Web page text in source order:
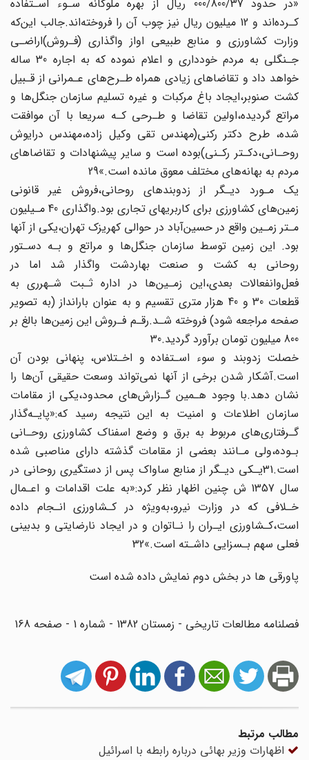
«در حدود 000/800/37 ریال از بهره ملوکانه سـوء اسـتفاده
کـرده‌اند‌ و 12‌ میلیون‌ ریال نیز چوب آن را فروخته‌اند.جالب این‌که
وزارت کشاورزی و منابع طبیعی اواز واگذاری‌ (فـروش‌)اراضـی
جـنگلی به مردم خودداری و اعلام نموده که به اجاره 30 ساله
خواهد‌ داد و تقاضاهای زیادی همراه‌ طـرح‌های‌ عـمرانی از قـبیل
کشت صنوبر،ایجاد باغ مرکبات و غیره‌ تسلیم سازمان جنگل‌ها و
مراتع گردیده،اولین تقاضا و طـرحی کـه سریعا با آن موافقت
شده، طرح دکتر رکنی(مهندس تقی وکیل زاده،مهندس‌ درایوش
روحـانی،دکـتر رکـنی)بوده است و سایر پیشنهادات و تقاضاهای
مردم به بهانه‌های مختلف معوق مانده است.»29
یک مـورد دیـگر از زدوبندهای روحانی،فروش غیر قانونی
زمین‌های کشاورزی برای‌ کاربریهای تجاری‌ بود‌.واگذاری 40 مـیلیون
مـتر زمـین واقع در حسین‌آباد در حوالی کهریزک‌ تهران،یکی از آنها
بود. این زمین توسط سازمان جنگل‌ها و مراتع و بـه دسـتور
روحانی به کشت و صنعت بهاردشت‌ واگذار‌ شد‌ اما در
فعل‌وانفعالات بعدی،این زمـین‌ها در اداره ثـبت شـهرری به
قطعات 30 و 40 هزار متری تقسیم و به عنوان بارانداز (به تصویر
صفحه مراجعه شود) فروخته شـد.رقـم فـروش‌ این‌ زمین‌ها بالغ بر
800 میلیون تومان برآورد گردید.30
خصلت زدوبند و سوء اسـتفاده و اخـتلاس، پنهانی بودن آن
است.آشکار شدن برخی از آنها نمی‌تواند وسعت حقیقی آن‌ها را
نشان‌ دهد‌.با‌ وجود هـمین گـزارش‌های محدود،یکی‌ از‌ مقامات‌
سازمان اطلاعات و امنیت به این نتیجه‌ رسید که:«پایـه‌گذار
گـرفتاری‌های مربوط به برق و وضع اسفناک کشاورزی روحـانی
بـوده،ولی مـانند بعضی‌ از‌ مقامات‌ گذشته دارای مناصبی شده
است.31یـکی دیـگر‌ از‌ منابع ساواک پس از دستگیری‌ روحانی در
سال 1357 ش چنین اظهار نظر کرد:«به علت اقدامات و اعـمال
خـلافی که‌ در‌ وزارت‌‌ نیرو،به‌ویژه در کـشاورزی انـجام داده
است،کـشاورزی ایـران را‌ نـاتوان و در ایجاد نارضایتی و بدبینی
فعلی‌ سهم بـسزایی داشـته است.»32
پاورقی ها در بخش دوم نمایش داده شده است
فصلنامه مطالعات تاریخی - زمستان 1382 - شماره 1 - صفحه 168
مطالب مرتبط
اظهارات وزیر بهائی درباره رابطه با اسرائیل